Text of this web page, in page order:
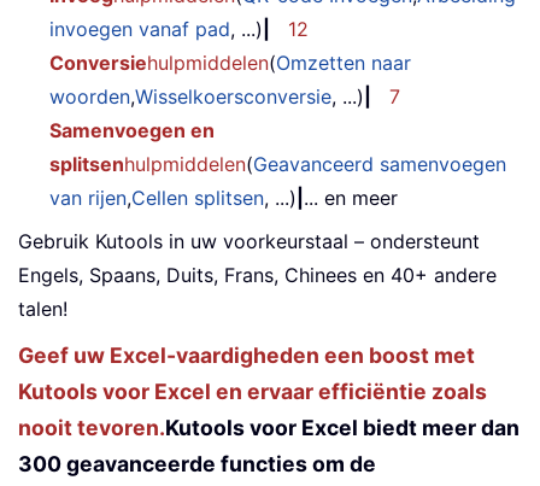
invoegen vanaf pad, ...)
12
Conversiehulpmiddelen(Omzetten naar
woorden,Wisselkoersconversie, ...)
7
Samenvoegen en
splitsenhulpmiddelen(Geavanceerd samenvoegen
van rijen,Cellen splitsen, ...) ... en meer
Gebruik Kutools in uw voorkeurstaal – ondersteunt
Engels, Spaans, Duits, Frans, Chinees en 40+ andere
talen!
Geef uw Excel-vaardigheden een boost met
Kutools voor Excel en ervaar efficiëntie zoals
nooit tevoren.Kutools voor Excel biedt meer dan
300 geavanceerde functies om de